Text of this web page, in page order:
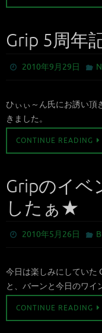
Grip 5周年
2010年9月29日
ひぃぃ～ん氏にお誘い頂
きました。
CONTINUE READING
Gripのイベ
したぁ★
2010年5月26日
今日は楽しみにしていた
と、バーンと今日のワイ
CONTINUE READING